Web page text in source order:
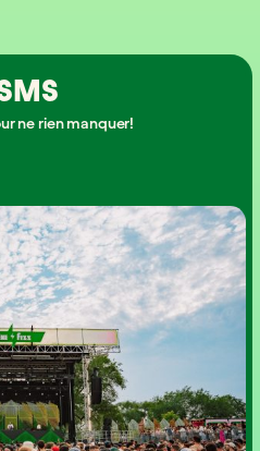
ne rien manquer!